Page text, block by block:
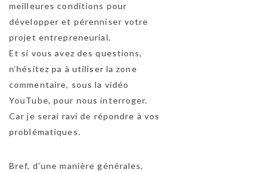
meilleures conditions pour
développer et pérenniser votre
projet entrepreneurial.
Et si vous avez des questions,
n’hésitez pa à utiliser la zone
commentaire, sous la vidéo
YouTube, pour nous interroger.
Car je serai ravi de répondre à vos
problématiques.
Bref, d’une manière générales,